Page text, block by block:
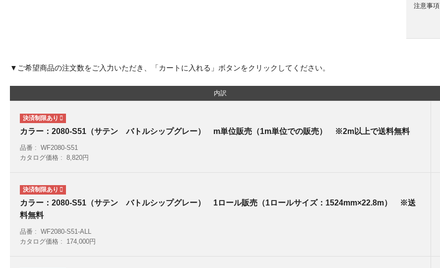
注意事項
▼ご希望商品の注文数をご入力いただき、「カートに入れる」ボタンをクリックしてください。
内訳
カラー：2080-S51（サテン バトルシップグレー） m単位販売（1m単位での販売） ※2m以上で送料無料
品番
WF2080-S51
カタログ価格
8,820円
カラー：2080-S51（サテン バトルシップグレー） 1ロール販売（1ロールサイズ：1524mm×22.8m） ※送
料無料
品番
WF2080-S51-ALL
カタログ価格
174,000円